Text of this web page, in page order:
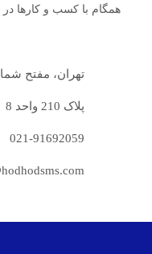
همگام با کسب و کارها
تهران، مفتح
پلاک 210 واحد 8
021-91692059